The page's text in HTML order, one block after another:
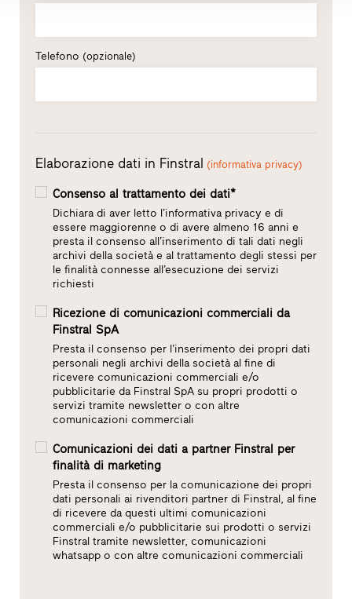
Telefono (opzionale)
Elaborazione dati in Finstral (informativa privacy)
Consenso al trattamento dei dati*
Dichiara di aver letto l’informativa privacy e di
essere maggiorenne o di avere almeno 16 anni e
presta il consenso all’inserimento di tali dati negli
archivi della società e al trattamento degli stessi per
le finalità connesse all’esecuzione dei servizi
richiesti
Ricezione di comunicazioni commerciali da
Finstral SpA
Presta il consenso per l’inserimento dei propri dati
personali negli archivi della società al fine di
ricevere comunicazioni commerciali e/o
pubblicitarie da Finstral SpA su propri prodotti o
servizi tramite newsletter o con altre
comunicazioni commerciali
Comunicazioni dei dati a partner Finstral per
finalità di marketing
Presta il consenso per la comunicazione dei propri
dati personali ai rivenditori partner di Finstral, al fine
di ricevere da questi ultimi comunicazioni
commerciali e/o pubblicitarie sui prodotti o servizi
Finstral tramite newsletter, comunicazioni
whatsapp o con altre comunicazioni commerciali